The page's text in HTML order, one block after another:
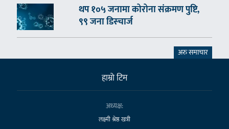
थप १०५ जनामा कोरोना संक्रमण पुष्टि,
९९ जना डिस्चार्ज
अरु समाचार
हाम्राे टिम
अध्यक्ष:
लक्ष्मी श्रेष्ठ खत्री